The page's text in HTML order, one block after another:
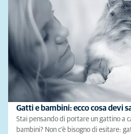
Gatti e bambini: ecco cosa devi
Stai pensando di portare un gattino a
bambini? Non c'è bisogno di esitare: